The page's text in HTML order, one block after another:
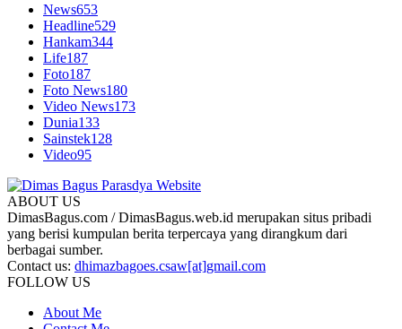
News653
Headline529
Hankam344
Life187
Foto187
Foto News180
Video News173
Dunia133
Sainstek128
Video95
ABOUT US
DimasBagus.com / DimasBagus.web.id merupakan situs pribadi
yang berisi kumpulan berita terpercaya yang dirangkum dari
berbagai sumber.
Contact us: dhimazbagoes.csaw[at]gmail.com
FOLLOW US
About Me